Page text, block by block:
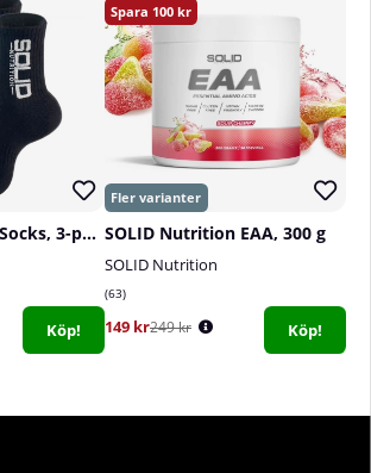
SOLID Nutrition Socks, 3-pack, Black
Köp!
100
SOLID Nutrition EAA, 300 g
SOLID Nutrition
63
149 kr249 kr Köp!